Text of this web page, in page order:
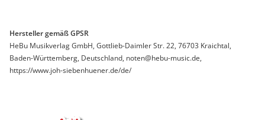
Hersteller gemäß GPSR
HeBu Musikverlag GmbH, Gottlieb-Daimler Str. 22, 76703 Kraichtal,
Baden-Württemberg, Deutschland, noten@hebu-music.de,
https://www.joh-siebenhuener.de/de/